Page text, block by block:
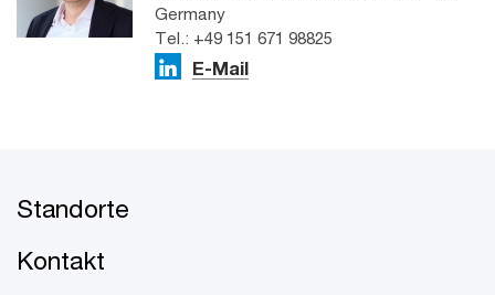
Germany
Tel.: +49 151 671 98825
E-Mail
Standorte
Kontakt